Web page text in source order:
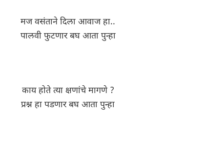
मज वसंताने दिला आवाज हा..
पालवी फुटणार बघ आता पुन्हा
काय होते त्या क्षणांचे मागणे ?
प्रश्न हा पडणार बघ आता पुन्हा